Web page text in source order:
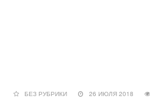
БЕЗ РУБРИКИ 26 ИЮЛЯ 2018